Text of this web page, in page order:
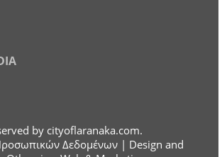
by cityoflaranaka.com.
Δεδομένων | Design and